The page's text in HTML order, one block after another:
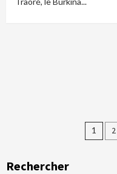
1 2
Rechercher